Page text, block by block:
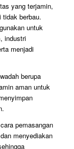
yang terjamin,
tidak berbau.
untuk
industri
menjadi
berupa
aman untuk
pemasangan
menyediakan